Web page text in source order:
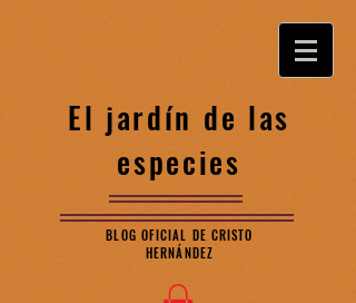
El jardín de las
especies
BLOG OFICIAL DE CRISTO
HERNÁNDEZ